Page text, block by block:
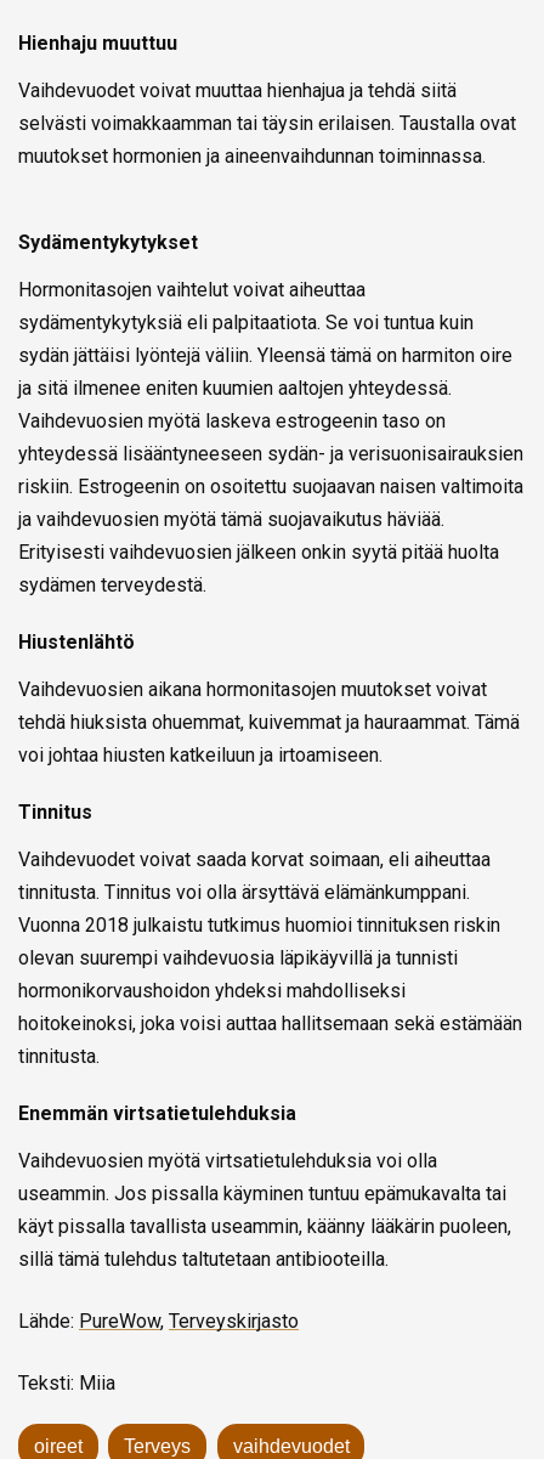
Hienhaju muuttuu
Vaihdevuodet voivat muuttaa hienhajua ja tehdä siitä
selvästi voimakkaamman tai täysin erilaisen. Taustalla ovat
muutokset hormonien ja aineenvaihdunnan toiminnassa.
Sydämentykytykset
Hormonitasojen vaihtelut voivat aiheuttaa
sydämentykytyksiä eli palpitaatiota. Se voi tuntua kuin
sydän jättäisi lyöntejä väliin. Yleensä tämä on harmiton oire
ja sitä ilmenee eniten kuumien aaltojen yhteydessä.
Vaihdevuosien myötä laskeva estrogeenin taso on
yhteydessä lisääntyneeseen sydän- ja verisuonisairauksien
riskiin. Estrogeenin on osoitettu suojaavan naisen valtimoita
ja vaihdevuosien myötä tämä suojavaikutus häviää.
Erityisesti vaihdevuosien jälkeen onkin syytä pitää huolta
sydämen terveydestä.
Hiustenlähtö
Vaihdevuosien aikana hormonitasojen muutokset voivat
tehdä hiuksista ohuemmat, kuivemmat ja hauraammat. Tämä
voi johtaa hiusten katkeiluun ja irtoamiseen.
Tinnitus
Vaihdevuodet voivat saada korvat soimaan, eli aiheuttaa
tinnitusta. Tinnitus voi olla ärsyttävä elämänkumppani.
Vuonna 2018 julkaistu tutkimus huomioi tinnituksen riskin
olevan suurempi vaihdevuosia läpikäyvillä ja tunnisti
hormonikorvaushoidon yhdeksi mahdolliseksi
hoitokeinoksi, joka voisi auttaa hallitsemaan sekä estämään
tinnitusta.
Enemmän virtsatietulehduksia
Vaihdevuosien myötä virtsatietulehduksia voi olla
useammin. Jos pissalla käyminen tuntuu epämukavalta tai
käyt pissalla tavallista useammin, käänny lääkärin puoleen,
sillä tämä tulehdus taltutetaan antibiooteilla.
Lähde: PureWow, Terveyskirjasto
Teksti: Miia
oireet Terveys vaihdevuodet